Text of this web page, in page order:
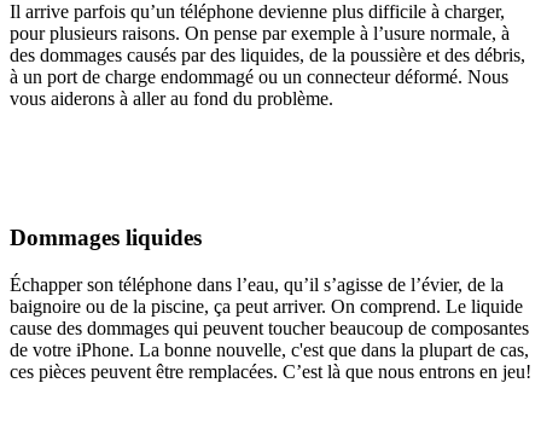
Il arrive parfois qu’un téléphone devienne plus difficile à charger,
pour plusieurs raisons. On pense par exemple à l’usure normale, à
des dommages causés par des liquides, de la poussière et des débris,
à un port de charge endommagé ou un connecteur déformé. Nous
vous aiderons à aller au fond du problème.
Dommages liquides
Échapper son téléphone dans l’eau, qu’il s’agisse de l’évier, de la
baignoire ou de la piscine, ça peut arriver. On comprend. Le liquide
cause des dommages qui peuvent toucher beaucoup de composantes
de votre iPhone. La bonne nouvelle, c'est que dans la plupart de cas,
ces pièces peuvent être remplacées. C’est là que nous entrons en jeu!